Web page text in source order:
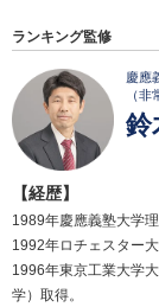
ランキング監修
慶應
（非
鈴
【経歴】
1989年慶應義塾大学
1992年ロチェスター
1996年東京工業大学
学）取得。